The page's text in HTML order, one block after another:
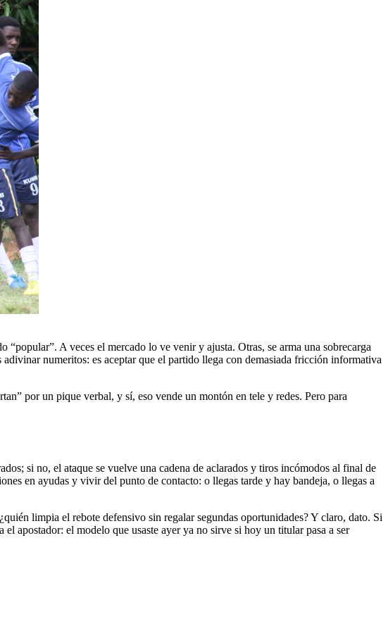
A veces el mercado lo ve venir y ajusta. Otras, se arma una sobrecarga
numeritos: es aceptar que el partido llega con demasiada fricción informativa
por un pique verbal, y sí, eso vende un montón en tele y redes. Pero para
si no, el ataque se vuelve una cadena de aclarados y tiros incómodos al final de
en ayudas y vivir del punto de contacto: o llegas tarde y hay bandeja, o llegas a
limpia el rebote defensivo sin regalar segundas oportunidades? Y claro, dato. Si
apostador: el modelo que usaste ayer ya no sirve si hoy un titular pasa a ser